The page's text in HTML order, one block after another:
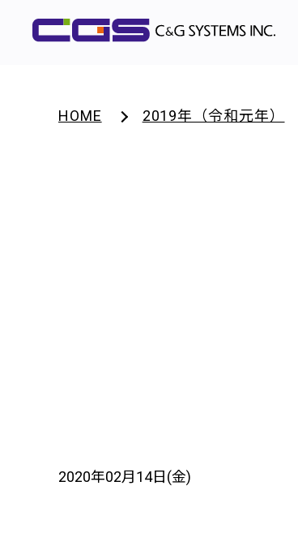
HOME 2019年（令和元年）
2020年02月14日(金)